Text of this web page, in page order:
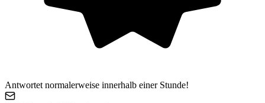
Antwortet normalerweise innerhalb einer Stunde!